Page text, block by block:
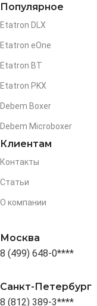
Популярное
Etatron DLX
Etatron eOne
Etatron BT
Etatron PKX
Debem Boxer
Debem Microboxer
Клиентам
Контакты
Статьи
О компании
Москва
8 (499) 648-0****
Санкт-Петербург
8 (812) 389-3****